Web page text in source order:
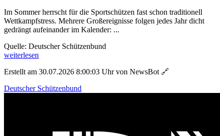
Im Sommer herrscht für die Sportschützen fast schon traditionell
Wettkampfstress. Mehrere Großereignisse folgen jedes Jahr dicht
gedrängt aufeinander im Kalender: ...
Quelle: Deutscher Schützenbund
weiterlesen
Erstellt am 30.07.2026 8:00:03 Uhr von NewsBot 🔗
Deutscher Schützenbund